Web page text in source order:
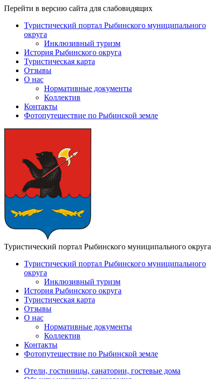
Перейти в версию сайта для слабовидящих
Туристический портал Рыбинского муниципального
округа
Инклюзивный туризм
История Рыбинского округа
Туристическая карта
Отзывы
О нас
Нормативные документы
Коллектив
Контакты
Фотопутешествие по Рыбинской земле
Туристический портал Рыбинского муниципального округа
Туристический портал Рыбинского муниципального
округа
Инклюзивный туризм
История Рыбинского округа
Туристическая карта
Отзывы
О нас
Нормативные документы
Коллектив
Контакты
Фотопутешествие по Рыбинской земле
Отели, гостиницы, санатории, гостевые дома